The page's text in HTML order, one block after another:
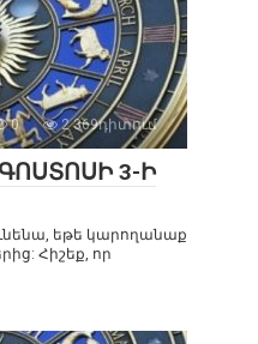
0 2 369դիտում
3-Ի
եթե կարողանաք
Հիշեք, որ